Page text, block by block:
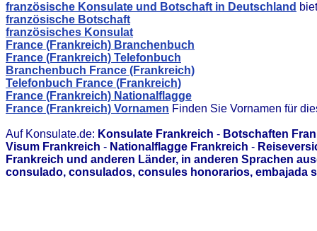
französische Konsulate und Botschaft in Deutschland
französische Botschaft
französisches Konsulat
France (Frankreich) Branchenbuch
France (Frankreich) Telefonbuch
Branchenbuch France (Frankreich)
Telefonbuch France (Frankreich)
France (Frankreich) Nationalflagge
France (Frankreich) Vornamen Finden Sie Vornamen für
Auf Konsulate.de: Konsulate Frankreich - Botschaften
Visum Frankreich - Nationalflagge Frankreich -
Frankreich und anderen Länder, in anderen Sprachen
consulado, consulados, consules honorarios, embajada